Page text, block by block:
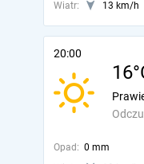
Wiatr:
13 km/h
20:00
Opad: 0 mm